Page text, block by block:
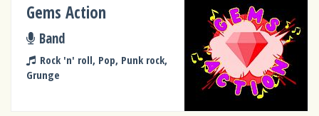
Gems Action
Band
Rock 'n' roll, Pop, Punk rock,
Grunge